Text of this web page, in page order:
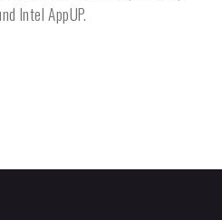
Intel AppUP.